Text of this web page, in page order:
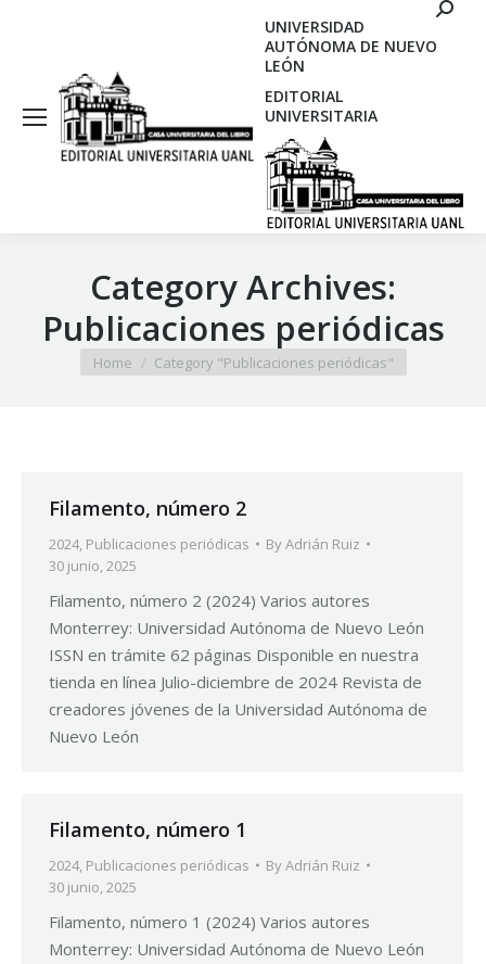
UNIVERSIDAD
AUTÓNOMA DE NUEVO
LEÓN
EDITORIAL
UNIVERSITARIA
Category Archives:
Publicaciones periódicas
You are here:
Home Category "Publicaciones periódicas"
Filamento, número 2
2024, Publicaciones periódicas ByAdrián Ruiz
30 junio, 2025
Filamento, número 2 (2024) Varios autores
Monterrey: Universidad Autónoma de Nuevo León
ISSN en trámite 62 páginas Disponible en nuestra
tienda en línea Julio-diciembre de 2024 Revista de
creadores jóvenes de la Universidad Autónoma de
Nuevo León
Filamento, número 1
2024, Publicaciones periódicas ByAdrián Ruiz
30 junio, 2025
Filamento, número 1 (2024) Varios autores
Monterrey: Universidad Autónoma de Nuevo León